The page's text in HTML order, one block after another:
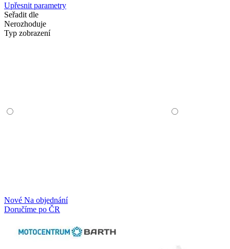
Upřesnit parametry
Seřadit dle
Nerozhoduje
Typ zobrazení
Nové Na objednání
Doručíme po ČR